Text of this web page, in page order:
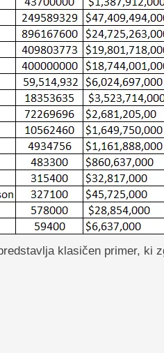
klasičen primer, ki